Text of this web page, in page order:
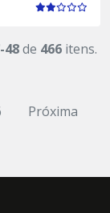
48de 466 itens.
Próxima